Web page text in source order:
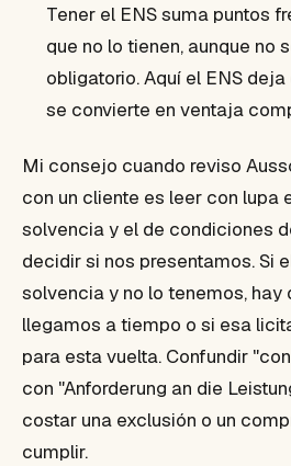
Tener el ENS suma puntos
que no lo tienen, aunque no
obligatorio. Aquí el ENS
se convierte en ventaja
Mi consejo cuando reviso
con un cliente es leer con lupa
solvencia y el de condiciones
decidir si nos presentamos. Si
solvencia y no lo tenemos, hay
llegamos a tiempo o si esa
para esta vuelta. Confundir
con "Anforderung an die
costar una exclusión o un
cumplir.